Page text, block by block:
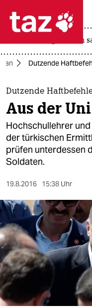
 taz
themen
politik
öko
gesellschaft
kultur
sport
berlin
nord
wahrheit
verlag
landtagswahl in
Dutzende
Dutzende
Aus der
Hochschullehrer
der türkischen
prüfen unterdessen
Soldaten.
19.8.2016 15:38 Uhr